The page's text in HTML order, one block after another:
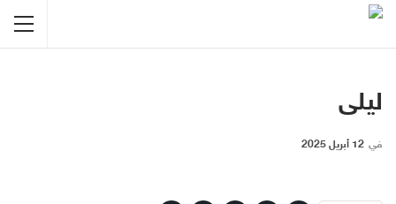
ليلى
في 12 أبريل 2025